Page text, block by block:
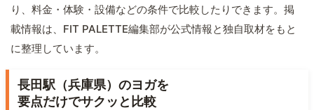
り、料金・体験・設備などの条件で比較したりできます。掲
載情報は、FIT PALETTE編集部が公式情報と独自取材をもと
に整理しています。
長田駅（兵庫県）のヨガを
要点だけでサクッと比較